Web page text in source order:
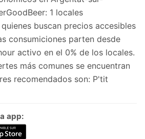
1 locales
buscan precios accesibles
consumiciones parten desde
activo en el 0% de los locales.
más comunes se encuentran
recomendados son: P'tit
app: